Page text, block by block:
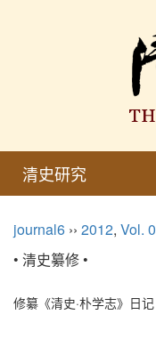
清史研究
journal6 ›› 2012, Vol. 0
• 清史纂修 •
修纂《清史·朴学志》日记